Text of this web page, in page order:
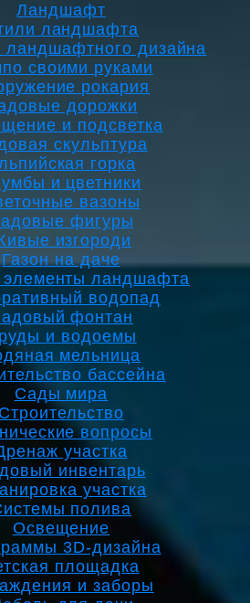
Ландшафт
ландшафта
дизайна
своими руками
рокария
дорожки
и подсветка
скульптура
горка
и цветники
вазоны
фигуры
изгороди
Газон на даче
ландшафта
водопад
фонтан
и водоемы
мельница
бассейна
Сады мира
Строительство
вопросы
участка
инвентарь
участка
полива
Освещение
3D-дизайна
площадка
и заборы